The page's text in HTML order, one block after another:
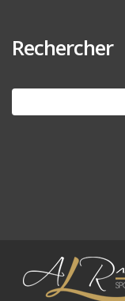
Rechercher
Search
for: